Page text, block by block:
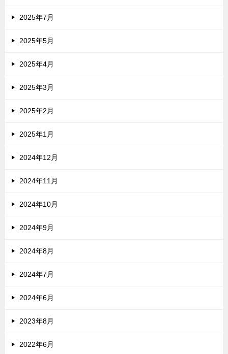
2025年7月
2025年5月
2025年4月
2025年3月
2025年2月
2025年1月
2024年12月
2024年11月
2024年10月
2024年9月
2024年8月
2024年7月
2024年6月
2023年8月
2022年6月